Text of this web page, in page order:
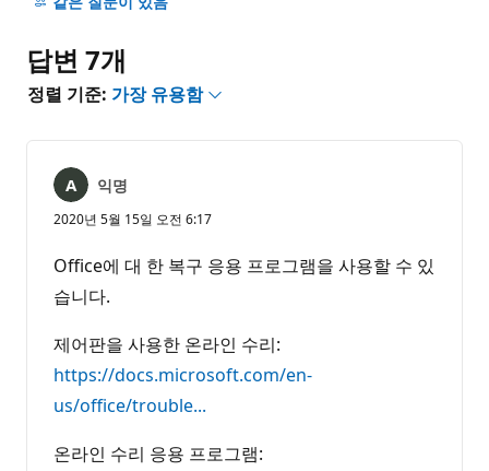
음
답변 7개
정렬 기준: 가장 유용함
익명
2020년 5월 15일 오전 6:17
Office에 대 한 복구 응용 프로그램을 사용할 수 있
습니다.
제어판을 사용한 온라인 수리:
https://docs.microsoft.com/en-
us/office/trouble...
온라인 수리 응용 프로그램: